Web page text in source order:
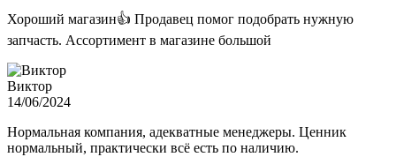
Хороший магазин👍 Продавец помог подобрать нужную
запчасть. Ассортимент в магазине большой
Виктор
14/06/2024
Нормальная компания, адекватные менеджеры. Ценник
нормальный, практически всё есть по наличию.